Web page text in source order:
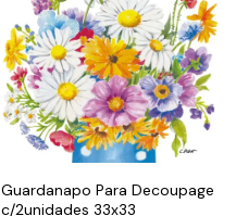
Guardanapo Para Decoupage
c/2unidades 33x33